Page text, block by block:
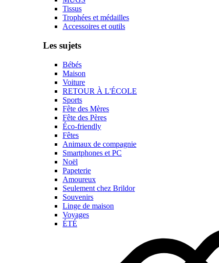
Tissus
Trophées et médailles
Accessoires et outils
Les sujets
Bébés
Maison
Voiture
RETOUR À L'ÉCOLE
Sports
Fête des Mères
Fête des Pères
Éco-friendly
Fêtes
Animaux de compagnie
Smartphones et PC
Noël
Papeterie
Amoureux
Seulement chez Brildor
Souvenirs
Linge de maison
Voyages
ÉTÉ